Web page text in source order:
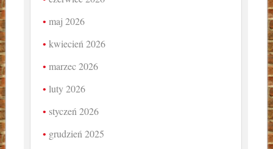
maj 2026
kwiecień 2026
marzec 2026
luty 2026
styczeń 2026
grudzień 2025